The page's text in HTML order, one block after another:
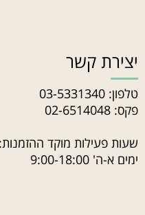
יצירת קשר
טלפון: 03-5331340
פקס: 02-6514048
שעות פעילות מוקד ההזמנות:
ימים א-ה' 9:00-18:00